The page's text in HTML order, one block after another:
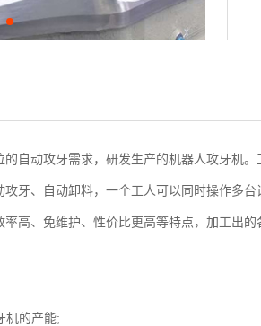
自动攻牙需求，研发生产的机器人攻牙机
牙、自动卸料，一个工人可以同时操作多
高、免维护、性价比更高等特点，加工出的
机的产能;